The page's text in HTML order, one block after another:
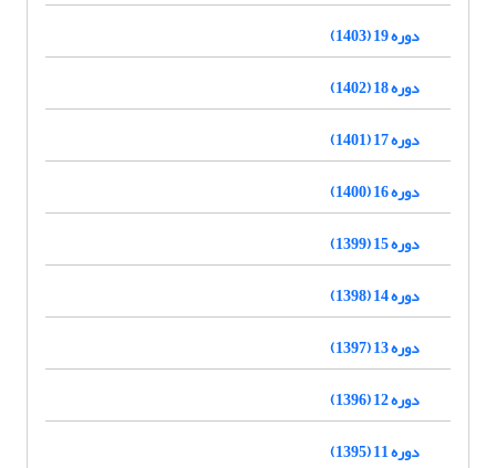
دوره 19 (1403)
دوره 18 (1402)
دوره 17 (1401)
دوره 16 (1400)
دوره 15 (1399)
دوره 14 (1398)
دوره 13 (1397)
دوره 12 (1396)
دوره 11 (1395)